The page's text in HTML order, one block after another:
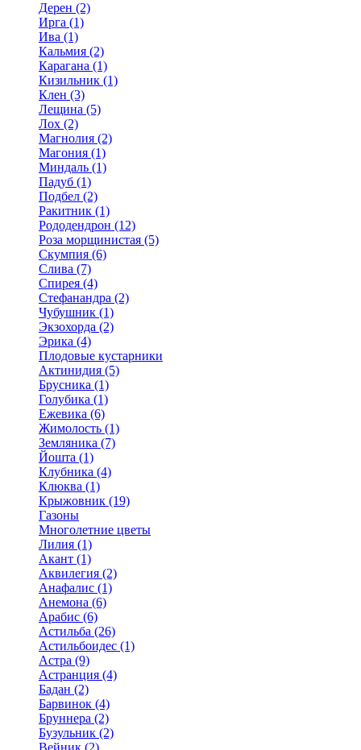
Дерен (2)
Ирга (1)
Ива (1)
Кальмия (2)
Карагана (1)
Кизильник (1)
Клен (3)
Лещина (5)
Лох (2)
Магнолия (2)
Магония (1)
Миндаль (1)
Падуб (1)
Подбел (2)
Ракитник (1)
Рододендрон (12)
Роза морщинистая (5)
Скумпия (6)
Слива (7)
Спирея (4)
Стефанандра (2)
Чубушник (1)
Экзохорда (2)
Эрика (4)
Плодовые кустарники
Актинидия (5)
Брусника (1)
Голубика (1)
Ежевика (6)
Жимолость (1)
Земляника (7)
Йошта (1)
Клубника (4)
Клюква (1)
Крыжовник (19)
Газоны
Многолетние цветы
Лилия (1)
Акант (1)
Аквилегия (2)
Анафалис (1)
Анемона (6)
Арабис (6)
Астильба (26)
Астильбоидес (1)
Астра (9)
Астранция (4)
Бадан (2)
Барвинок (4)
Бруннера (2)
Бузульник (2)
Вейник (2)